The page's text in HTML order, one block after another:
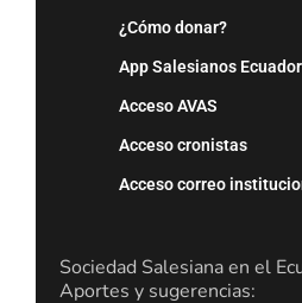
¿Cómo donar?
App Salesianos Ecuador
Acceso AVAS
Acceso cronistas
Acceso correo
Sociedad Salesiana en el
Aportes y sugerencias: